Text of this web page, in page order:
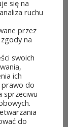
się na
ruchu
przez
na
swoich
ich
do
sprzeciwu
do